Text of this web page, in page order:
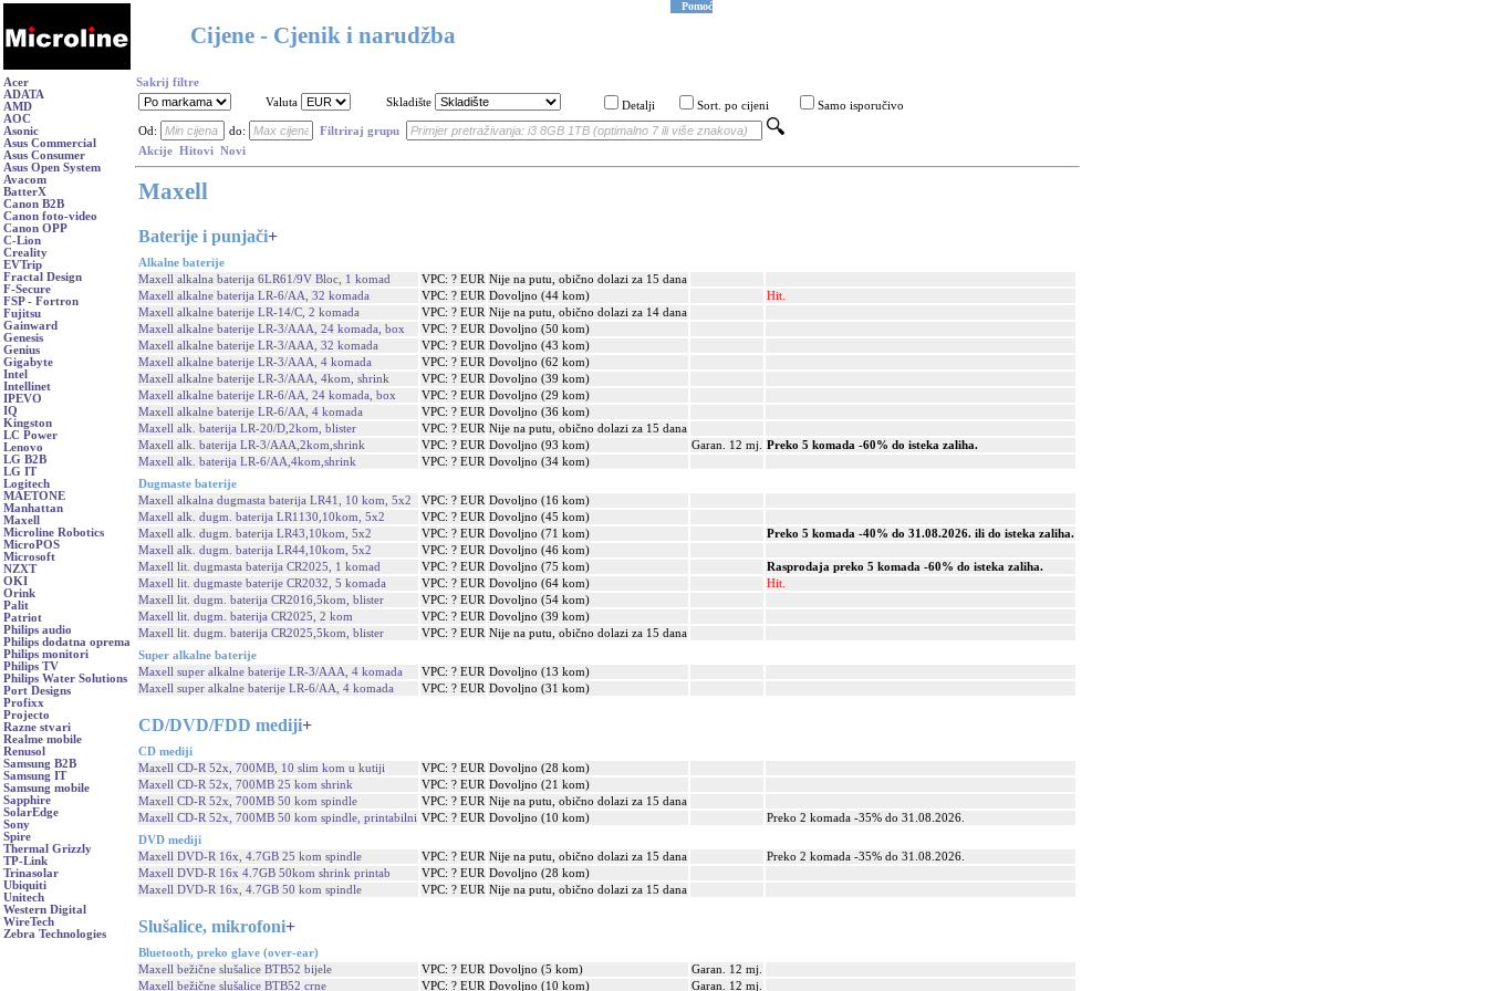
Cijene - Cjenik i narudžba
Pomoć
Acer
ADATA
AMD
AOC
Asonic
Asus Commercial
Asus Consumer
Asus Open System
Avacom
BatterX
Canon B2B
Canon foto-video
Canon OPP
C-Lion
Creality
EVTrip
Fractal Design
F-Secure
FSP - Fortron
Fujitsu
Gainward
Genesis
Genius
Gigabyte
Intel
Intellinet
IPEVO
IQ
Kingston
LC Power
Lenovo
LG B2B
LG IT
Logitech
MAETONE
Manhattan
Maxell
Microline Robotics
MicroPOS
Microsoft
NZXT
OKI
Orink
Palit
Patriot
Philips audio
Philips dodatna oprema
Philips monitori
Philips TV
Philips Water Solutions
Port Designs
Profixx
Projecto
Razne stvari
Realme mobile
Renusol
Samsung B2B
Samsung IT
Samsung mobile
Sapphire
SolarEdge
Sony
Spire
Thermal Grizzly
TP-Link
Trinasolar
Ubiquiti
Unitech
Western Digital
WireTech
Zebra Technologies
Sakrij filtre
Valuta
Skladište Detalji Sort. po cijeni Samo isporučivo
Od: do:
Filtriraj grupu
Akcije Hitovi Novi
Maxell
Baterije i punjači+
Alkalne baterije
Maxell alkalna baterija 6LR61/9V Bloc, 1 komad
VPC: ? EUR Nije na putu, obično dolazi za 15 dana
Maxell alkalne baterija LR-6/AA, 32 komada
VPC: ? EUR Dovoljno (44 kom)
Hit.
Maxell alkalne baterije LR-14/C, 2 komada
VPC: ? EUR Nije na putu, obično dolazi za 14 dana
Maxell alkalne baterije LR-3/AAA, 24 komada, box
VPC: ? EUR Dovoljno (50 kom)
Maxell alkalne baterije LR-3/AAA, 32 komada
VPC: ? EUR Dovoljno (43 kom)
Maxell alkalne baterije LR-3/AAA, 4 komada
VPC: ? EUR Dovoljno (62 kom)
Maxell alkalne baterije LR-3/AAA, 4kom, shrink
VPC: ? EUR Dovoljno (39 kom)
Maxell alkalne baterije LR-6/AA, 24 komada, box
VPC: ? EUR Dovoljno (29 kom)
Maxell alkalne baterije LR-6/AA, 4 komada
VPC: ? EUR Dovoljno (36 kom)
Maxell alk. baterija LR-20/D,2kom, blister
VPC: ? EUR Nije na putu, obično dolazi za 15 dana
Maxell alk. baterija LR-3/AAA,2kom,shrink
VPC: ? EUR Dovoljno (93 kom) Garan. 12 mj.
Preko 5 komada -60% do isteka zaliha.
Maxell alk. baterija LR-6/AA,4kom,shrink
VPC: ? EUR Dovoljno (34 kom)
Dugmaste baterije
Maxell alkalna dugmasta baterija LR41, 10 kom, 5x2
VPC: ? EUR Dovoljno (16 kom)
Maxell alk. dugm. baterija LR1130,10kom, 5x2
VPC: ? EUR Dovoljno (45 kom)
Maxell alk. dugm. baterija LR43,10kom, 5x2
VPC: ? EUR Dovoljno (71 kom)
Preko 5 komada -40% do 31.08.2026. ili do isteka zaliha.
Maxell alk. dugm. baterija LR44,10kom, 5x2
VPC: ? EUR Dovoljno (46 kom)
Maxell lit. dugmasta baterija CR2025, 1 komad
VPC: ? EUR Dovoljno (75 kom)
Rasprodaja preko 5 komada -60% do isteka zaliha.
Maxell lit. dugmaste baterije CR2032, 5 komada
VPC: ? EUR Dovoljno (64 kom)
Hit.
Maxell lit. dugm. baterija CR2016,5kom, blister
VPC: ? EUR Dovoljno (54 kom)
Maxell lit. dugm. baterija CR2025, 2 kom
VPC: ? EUR Dovoljno (39 kom)
Maxell lit. dugm. baterija CR2025,5kom, blister
VPC: ? EUR Nije na putu, obično dolazi za 15 dana
Super alkalne baterije
Maxell super alkalne baterije LR-3/AAA, 4 komada
VPC: ? EUR Dovoljno (13 kom)
Maxell super alkalne baterije LR-6/AA, 4 komada
VPC: ? EUR Dovoljno (31 kom)
CD/DVD/FDD mediji+
CD mediji
Maxell CD-R 52x, 700MB, 10 slim kom u kutiji
VPC: ? EUR Dovoljno (28 kom)
Maxell CD-R 52x, 700MB 25 kom shrink
VPC: ? EUR Dovoljno (21 kom)
Maxell CD-R 52x, 700MB 50 kom spindle
VPC: ? EUR Nije na putu, obično dolazi za 15 dana
Maxell CD-R 52x, 700MB 50 kom spindle, printabilni VPC: ? EUR Dovoljno (10 kom)
Preko 2 komada -35% do 31.08.2026.
DVD mediji
Maxell DVD-R 16x, 4.7GB 25 kom spindle
VPC: ? EUR Nije na putu, obično dolazi za 15 dana
Preko 2 komada -35% do 31.08.2026.
Maxell DVD-R 16x 4.7GB 50kom shrink printab
VPC: ? EUR Dovoljno (28 kom)
Maxell DVD-R 16x, 4.7GB 50 kom spindle
VPC: ? EUR Nije na putu, obično dolazi za 15 dana
Slušalice, mikrofoni+
Bluetooth, preko glave (over-ear)
Maxell bežične slušalice BTB52 bijele
VPC: ? EUR Dovoljno (5 kom)
Garan. 12 mj.
Maxell bežične slušalice BTB52 crne
VPC: ? EUR Dovoljno (10 kom) Garan. 12 mj.